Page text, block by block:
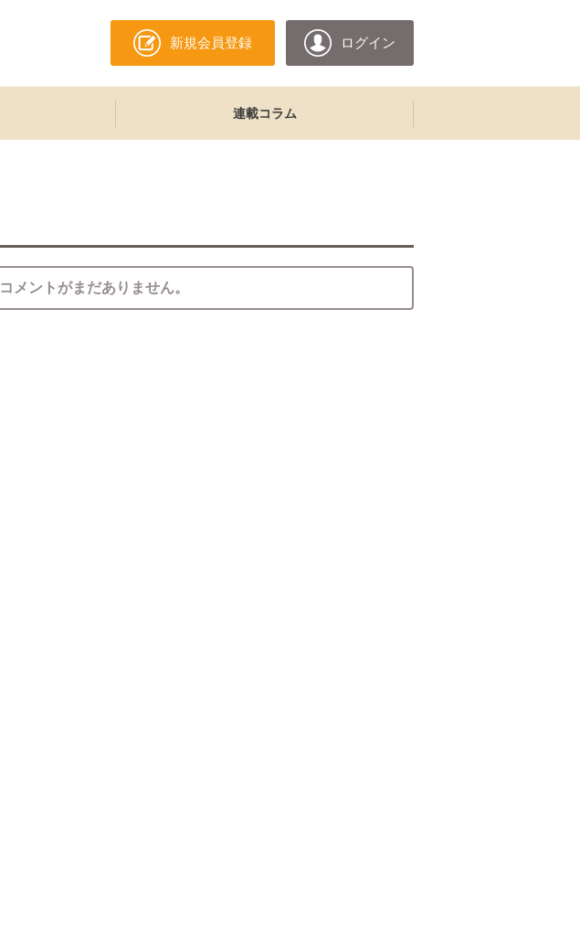
新規会員登録 ログイン
連載コラム
コメントがまだありません。